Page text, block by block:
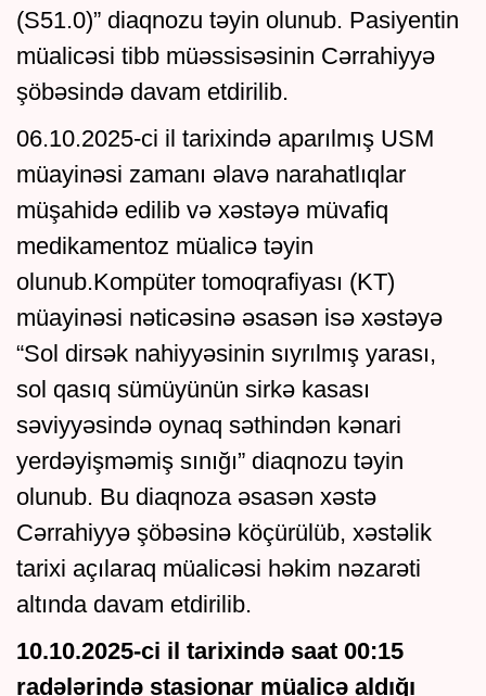
(S51.0)” diaqnozu təyin olunub. Pasiyentin
müalicəsi tibb müəssisəsinin Cərrahiyyə
şöbəsində davam etdirilib.
06.10.2025-ci il tarixində aparılmış USM
müayinəsi zamanı əlavə narahatlıqlar
müşahidə edilib və xəstəyə müvafiq
medikamentoz müalicə təyin
olunub.Kompüter tomoqrafiyası (KT)
müayinəsi nəticəsinə əsasən isə xəstəyə
“Sol dirsək nahiyyəsinin sıyrılmış yarası,
sol qasıq sümüyünün sirkə kasası
səviyyəsində oynaq səthindən kənari
yerdəyişməmiş sınığı” diaqnozu təyin
olunub. Bu diaqnoza əsasən xəstə
Cərrahiyyə şöbəsinə köçürülüb, xəstəlik
tarixi açılaraq müalicəsi həkim nəzarəti
altında davam etdirilib.
10.10.2025-ci il tarixində saat 00:15
radələrində stasionar müalicə aldığı